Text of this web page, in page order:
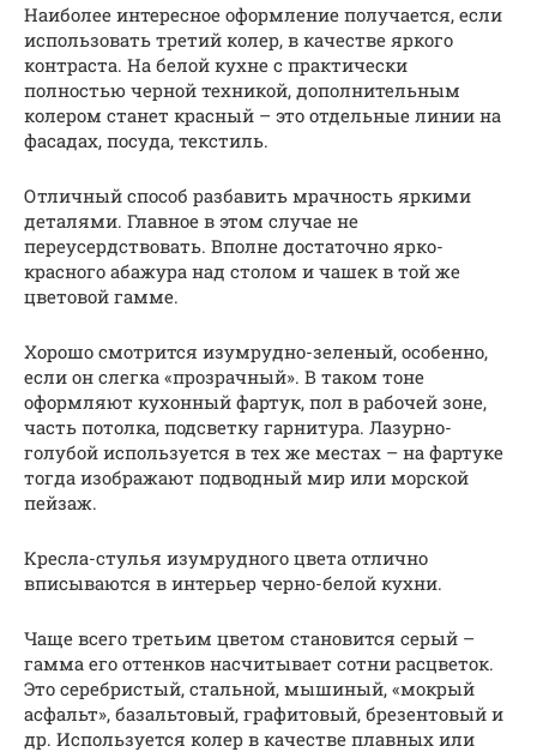
Наиболее интересное оформление получается, если
использовать третий колер, в качестве яркого
контраста. На белой кухне с практически
полностью черной техникой, дополнительным
колером станет красный – это отдельные линии на
фасадах, посуда, текстиль.
Отличный способ разбавить мрачность яркими
деталями. Главное в этом случае не
переусердствовать. Вполне достаточно ярко-
красного абажура над столом и чашек в той же
цветовой гамме.
Хорошо смотрится изумрудно-зеленый, особенно,
если он слегка «прозрачный». В таком тоне
оформляют кухонный фартук, пол в рабочей зоне,
часть потолка, подсветку гарнитура. Лазурно-
голубой используется в тех же местах – на фартуке
тогда изображают подводный мир или морской
пейзаж.
Кресла-стулья изумрудного цвета отлично
вписываются в интерьер черно-белой кухни.
Чаще всего третьим цветом становится серый –
гамма его оттенков насчитывает сотни расцветок.
Это серебристый, стальной, мышиный, «мокрый
асфальт», базальтовый, графитовый, брезентовый и
др. Используется колер в качестве плавных или